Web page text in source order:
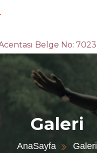
Belge No: 7023
Galeri
AnaSayfa Galeri